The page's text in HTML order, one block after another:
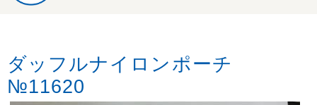
ダッフルナイロンポーチ
№11620